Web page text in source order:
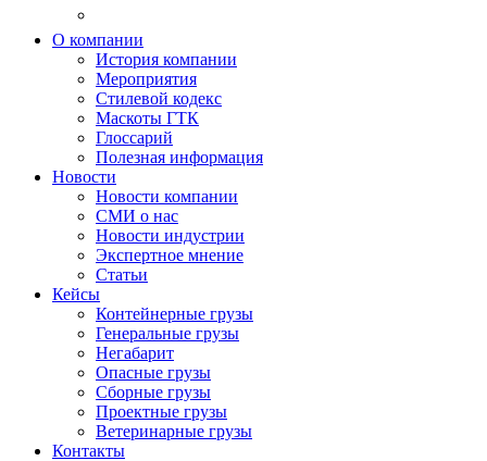
О компании
История компании
Мероприятия
Стилевой кодекс
Маскоты ГТК
Глоссарий
Полезная информация
Новости
Новости компании
СМИ о нас
Новости индустрии
Экспертное мнение
Статьи
Кейсы
Контейнерные грузы
Генеральные грузы
Негабарит
Опасные грузы
Сборные грузы
Проектные грузы
Ветеринарные грузы
Контакты